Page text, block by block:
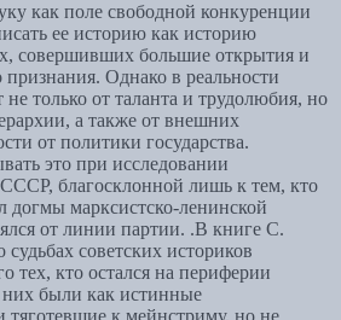
как поле свободной конкуренции
ее историю как историю
совершивших большие открытия и
Однако в реальности
не только от таланта и трудолюбия, но
а также от внешних
от политики государства.
это при исследовании
благосклонной лишь к тем, кто
догмы марксистско-ленинской
от линии партии. .В книге С.
судьбах советских историков
тех, кто остался на периферии
были как истинные
к мейнстриму, но не